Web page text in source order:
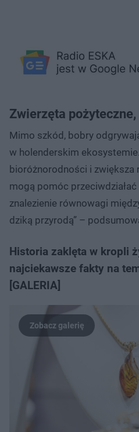
Zwierzęta
Mimo szkód, bobry
w holenderskim
bioróżnorodności i zwiększa
mogą pomóc przeciwdziałać
znalezienie równowagi
dziką przyrodą” –
Historia zaklęta w kropli
najciekawsze fakty na
[GALERIA]